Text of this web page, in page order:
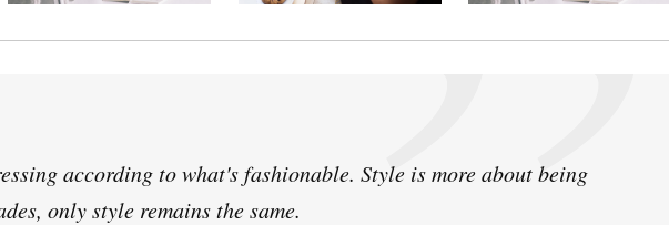
according to what's fashionable. Style is more about being
only style remains the same.